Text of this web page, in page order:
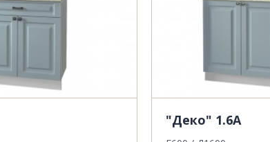
"Деко" 1.6А